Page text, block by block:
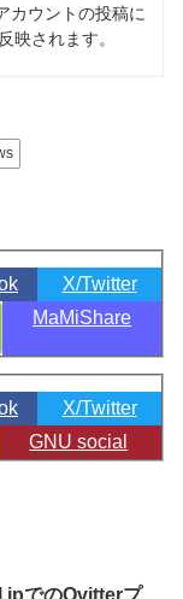
カウントの投稿に
映されます。
X/Twitter
MaMiShare
X/Twitter
GNU social